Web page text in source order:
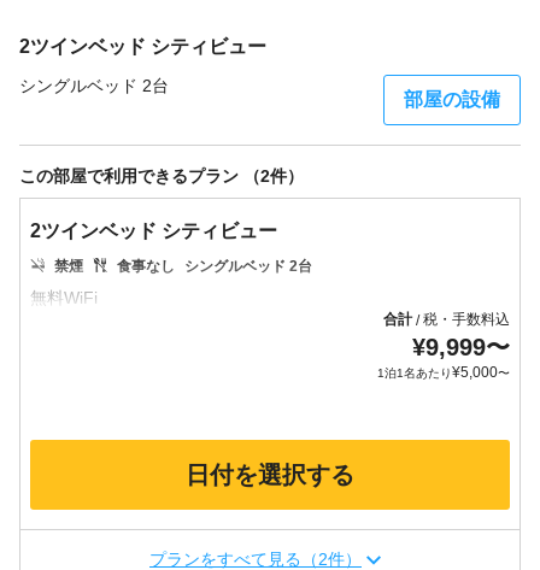
2ツインベッド シティビュー
シングルベッド 2台
部屋の設備
この部屋で利用できるプラン （2件）
2ツインベッド シティビュー
禁煙 食事なし シングルベッド 2台
合計/税・手数料込
¥9,999〜
1泊1名あたり¥5,000〜
日付を選択する
プランをすべて見る（2件）